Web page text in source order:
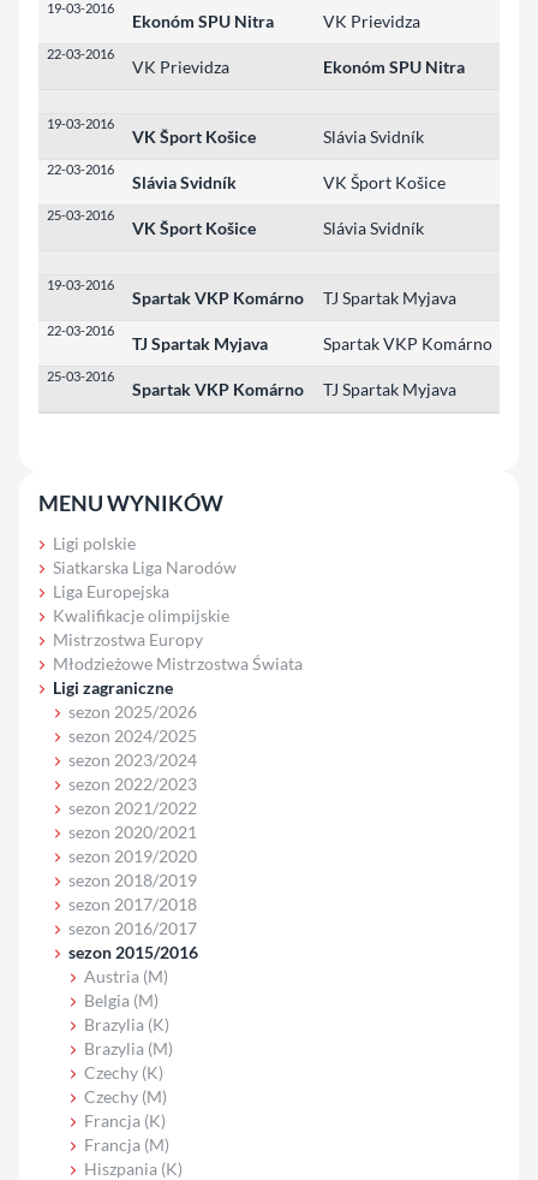
19-03-2016
Ekonóm SPU Nitra VK Prievidza
22-03-2016
VK Prievidza Ekonóm SPU Nitra
19-03-2016
VK Šport Košice Slávia Svidník
22-03-2016
Slávia Svidník VK Šport Košice
25-03-2016
VK Šport Košice Slávia Svidník
19-03-2016
Spartak VKP Komárno TJ Spartak Myjava
22-03-2016
TJ Spartak Myjava Spartak VKP Komárno
25-03-2016
Spartak VKP Komárno TJ Spartak Myjava
MENU WYNIKÓW
Ligi polskie
Siatkarska Liga Narodów
Liga Europejska
Kwalifikacje olimpijskie
Mistrzostwa Europy
Młodzieżowe Mistrzostwa Świata
Ligi zagraniczne
sezon 2025/2026
sezon 2024/2025
sezon 2023/2024
sezon 2022/2023
sezon 2021/2022
sezon 2020/2021
sezon 2019/2020
sezon 2018/2019
sezon 2017/2018
sezon 2016/2017
sezon 2015/2016
Austria (M)
Belgia (M)
Brazylia (K)
Brazylia (M)
Czechy (K)
Czechy (M)
Francja (K)
Francja (M)
Hiszpania (K)